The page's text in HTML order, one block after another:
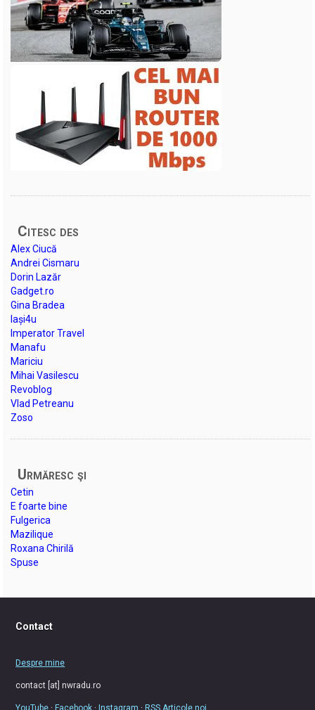
Citesc des
Alex Ciucă
Andrei Cismaru
Dorin Lazăr
Gadget.ro
Gina Bradea
Iași4u
Imperator Travel
Manafu
Mariciu
Mihai Vasilescu
Revoblog
Vlad Petreanu
Zoso
Urmăresc şi
Cetin
E foarte bine
Fulgerica
Mazilique
Roxana Chirilă
Spuse
Contact
Despre mine
contact [at] nwradu.ro